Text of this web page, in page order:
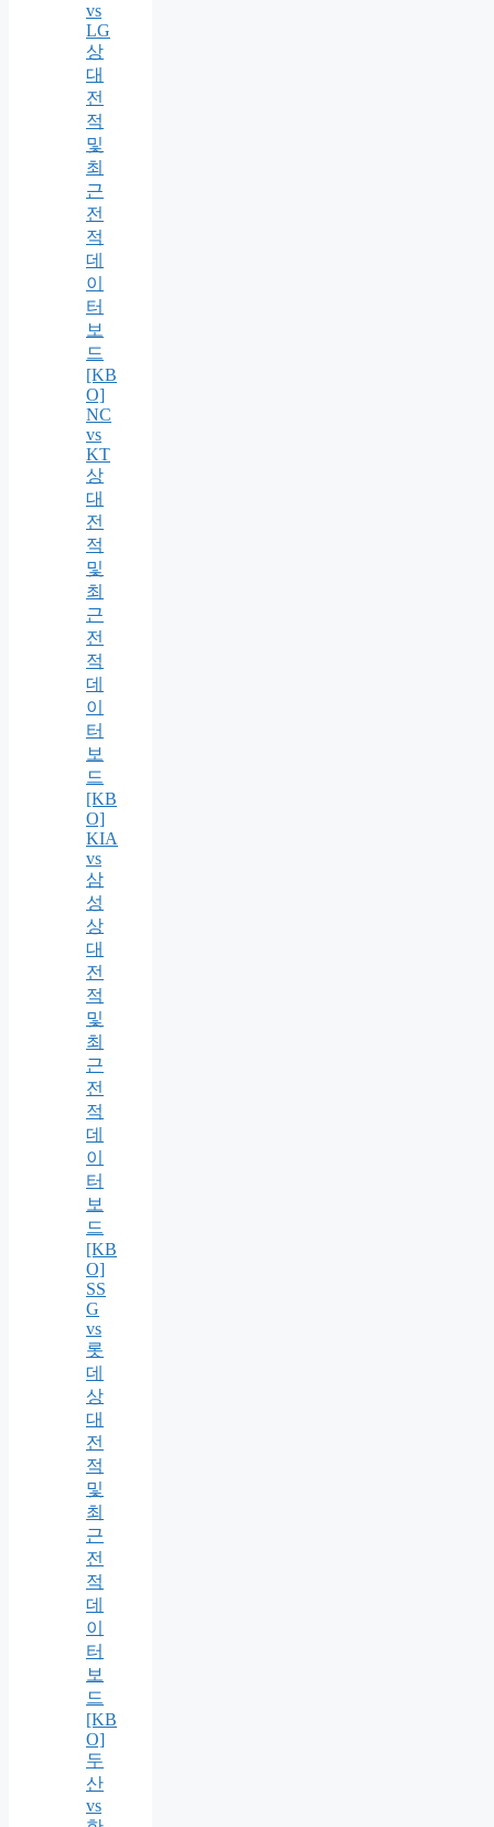
vs
LG
상
대
전
적
및
최
근
전
적
데
이
터
보
드
[KB
O]
NC
vs
KT
상
대
전
적
및
최
근
전
적
데
이
터
보
드
[KB
O]
KIA
vs
삼
성
상
대
전
적
및
최
근
전
적
데
이
터
보
드
[KB
O]
SS
G
vs
롯
데
상
대
전
적
및
최
근
전
적
데
이
터
보
드
[KB
O]
두
산
vs